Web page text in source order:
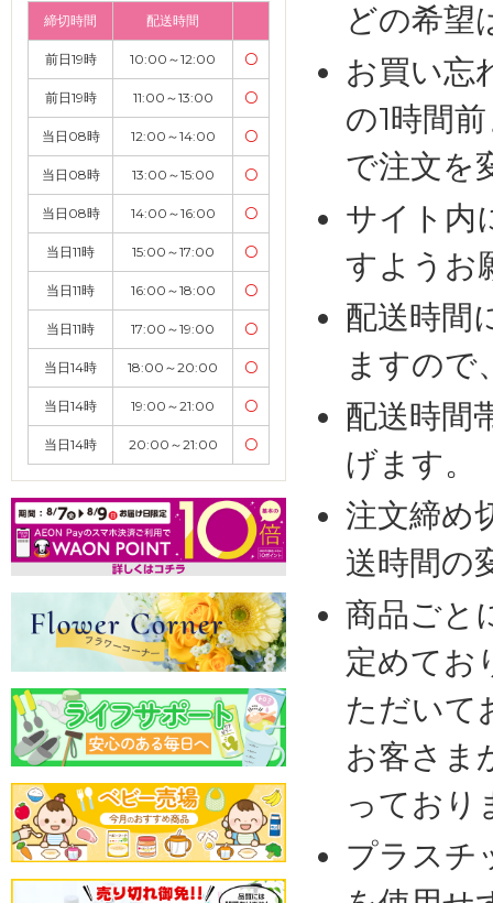
締切時間 配送時間
前日19時 10:00～12:00 〇
前日19時 11:00～13:00 〇
当日08時 12:00～14:00 〇
当日08時 13:00～15:00 〇
当日08時 14:00～16:00 〇
当日11時 15:00～17:00 〇
当日11時 16:00～18:00 〇
当日11時 17:00～19:00 〇
当日14時 18:00～20:00 〇
当日14時 19:00～21:00 〇
当日14時 20:00～21:00 〇
どの希望
お買い忘
の1時間
で注文を
サイト内
すようお
配送時間
ますので
配送時間
げます。
注文締め
送時間の
商品ごと
定めてお
ただいて
お客さま
っており
プラスチ